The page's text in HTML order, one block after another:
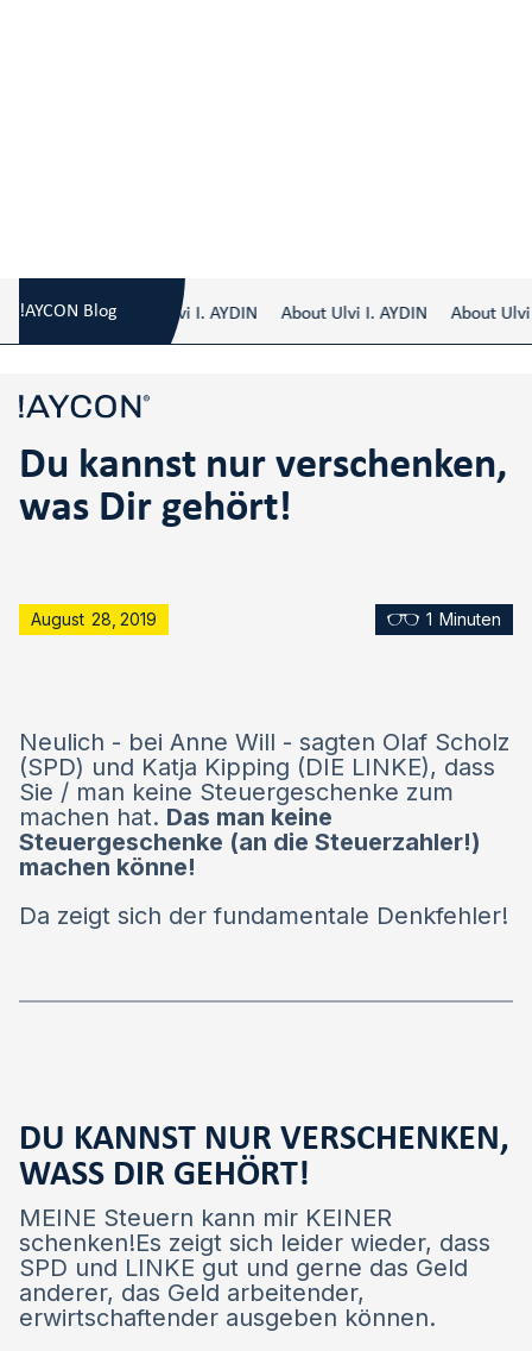
!AYCON BlogAbout Ulvi I. AYDIN About Ulvi I. AYDIN About Ulvi
Du kannst nur verschenken,
was Dir gehört!
August 28 2019 1 Minuten
Neulich - bei Anne Will - sagten Olaf Scholz
(SPD) und Katja Kipping (DIE LINKE), dass
Sie / man keine Steuergeschenke zum
machen hat. Das man keine
Steuergeschenke (an die Steuerzahler!)
machen könne!
Da zeigt sich der fundamentale Denkfehler!
DU KANNST NUR VERSCHENKEN,
WASS DIR GEHÖRT!
MEINE Steuern kann mir KEINER
schenken!Es zeigt sich leider wieder, dass
SPD und LINKE gut und gerne das Geld
anderer, das Geld arbeitender,
erwirtschaftender ausgeben können.